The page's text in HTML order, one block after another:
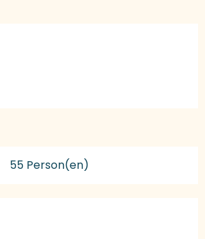
55 Person(en)